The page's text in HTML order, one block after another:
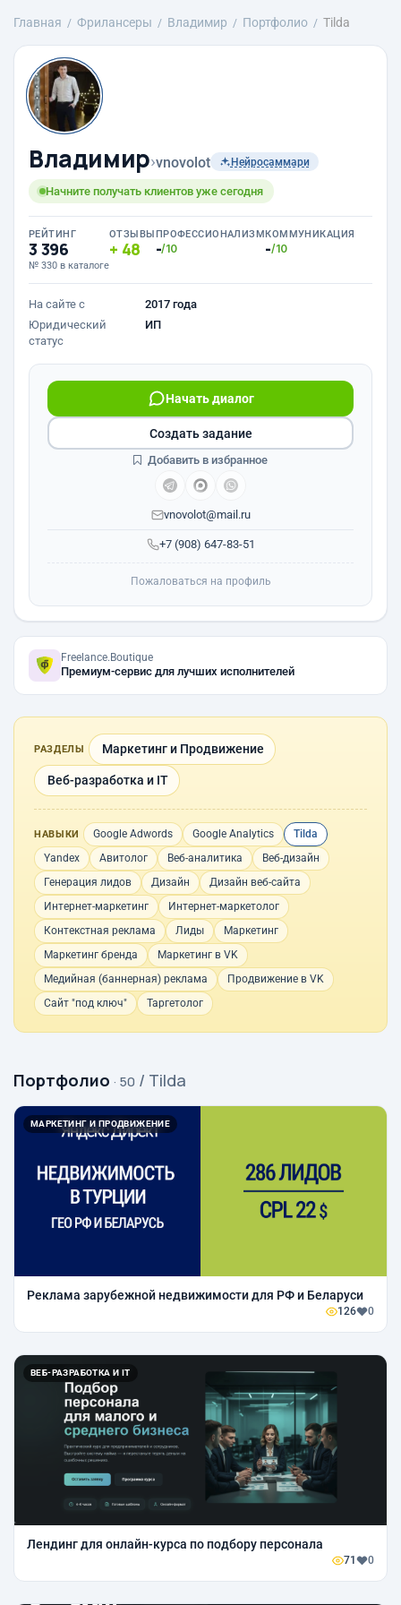
Главная Фрилансеры Владимир Портфолио Tilda
Владимир›vnovolot Нейросаммари
Начните получать клиентов уже сегодня
РЕЙТИНГ
3 396
№ 330 в каталоге
ОТЗЫВЫ
48
ПРОФЕССИОНАЛИЗМ
-/10
КОММУНИКАЦИЯ
-/10
На сайте с
2017 года
Юридический
статус
ИП
+7 (908) 647-83-51
Начать диалог
vnovolot@mail.ru
Создать задание
Добавить в избранное
Пожаловаться на профиль
Freelance.Boutique
Премиум-сервис для лучших исполнителей
РАЗДЕЛЫ Маркетинг и Продвижение
Веб-разработка и IT
НАВЫКИ Google Adwords Google Analytics
Tilda
Yandex
Авитолог Веб-аналитика
Веб-дизайн
Генерация лидов
Дизайн
Дизайн веб-сайта
Интернет-маркетинг
Интернет-маркетолог
Контекстная реклама
Лиды
Маркетинг
Маркетинг бренда
Маркетинг в VK
Медийная (баннерная) реклама
Продвижение в VK
Сайт "под ключ"
Таргетолог
Портфолио · 50 / Tilda
МАРКЕТИНГ И ПРОДВИЖЕНИЕ
Реклама зарубежной недвижимости для РФ и Беларуси
126 0
ВЕБ-РАЗРАБОТКА И IT
Лендинг для онлайн-курса по подбору персонала
71 0